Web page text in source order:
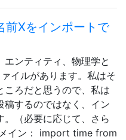
前Xをインポートで
エンティティ、物理学と
イルがあります。私はそ
ころだと思うので、私は
稿するのではなく、イン
。（必要に応じて、さら
イン： import time from